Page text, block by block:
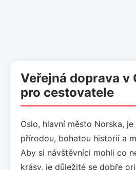
Veřejná doprava v
pro cestovatele
Oslo, hlavní město Norska,
přírodou, bohatou historií a
Aby si návštěvníci mohli co
krásy, je důležité se dobře